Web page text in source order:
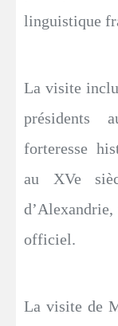
linguistique
La visite
présidents
forteresse
au XVe
officiel.
La visite de